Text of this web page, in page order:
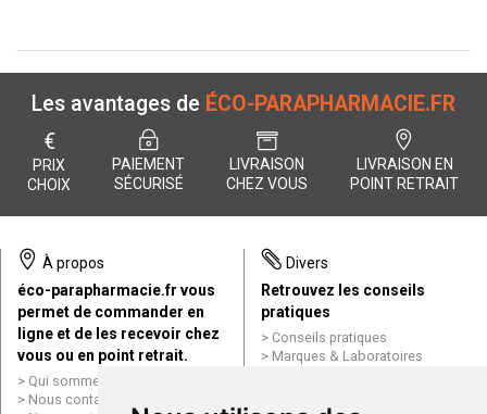
Les avantages de ÉCO-PARAPHARMACIE.FR
€
PRIX
CHOIX
PAIEMENT
SÉCURISÉ
LIVRAISON
CHEZ VOUS
LIVRAISON EN
POINT RETRAIT
À propos
éco-parapharmacie.fr vous
permet de commander en
ligne et de les recevoir chez
vous ou en point retrait.
Qui sommes nous ?
Nous contacter par e-mail
Divers
Retrouvez les conseils
pratiques
Conseils pratiques
Marques & Laboratoires